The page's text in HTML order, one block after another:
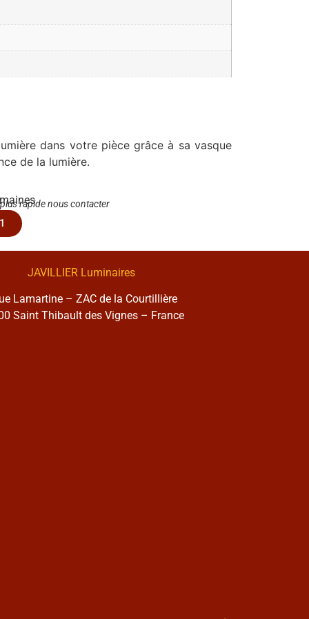
dans votre pièce grâce à sa vasque
de la lumière.
rapide nous contacter
JAVILLIER Luminaires
Lamartine – ZAC de la Courtillière
Saint Thibault des Vignes – France